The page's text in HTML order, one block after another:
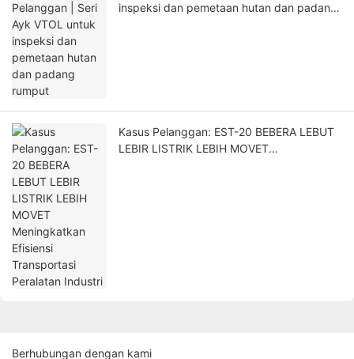
inspeksi dan pemetaan hutan dan padang
Kasus Pelanggan: EST-20 BEBERA LEBUT
LEBIR LISTRIK LEBIH MOVET
Berhubungan dengan kami